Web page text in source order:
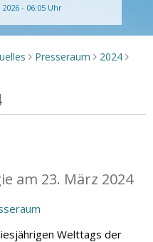
- 06:05 Uhr
> Presseraum > 2024 >
am 23. März 2024
Welttags der